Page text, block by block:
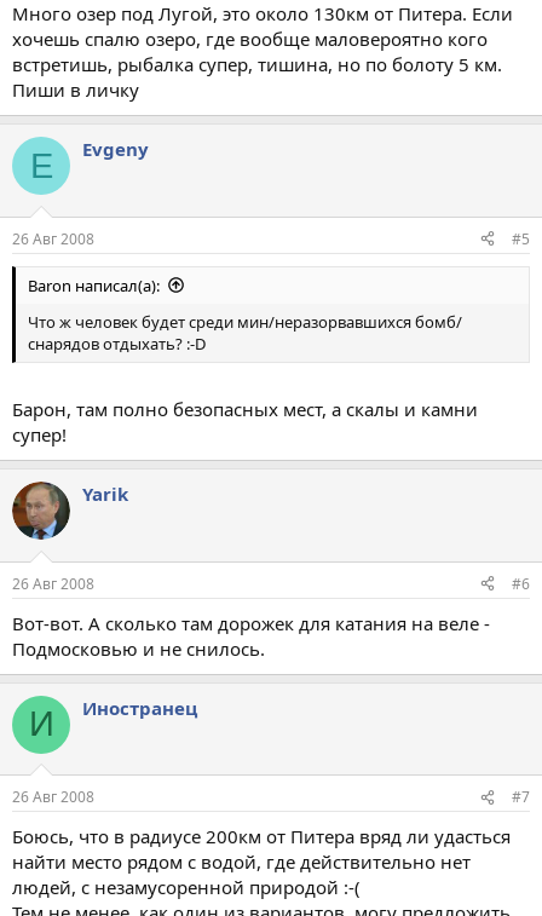
Много озер под Лугой, это около 130км от Питера. Если
хочешь спалю озеро, где вообще маловероятно кого
встретишь, рыбалка супер, тишина, но по болоту 5 км.
Пиши в личку
E Evgeny
26 Авг 2008 #5
Baron написал(а):
Что ж человек будет среди мин/неразорвавшихся бомб/
снарядов отдыхать? :-D
Барон, там полно безопасных мест, а скалы и камни
супер!
Yarik
26 Авг 2008 #6
Вот-вот. А сколько там дорожек для катания на веле -
Подмосковью и не снилось.
И Иностранец
26 Авг 2008 #7
Боюсь, что в радиусе 200км от Питера вряд ли удасться
найти место рядом с водой, где действительно нет
людей, с незамусоренной природой :-(